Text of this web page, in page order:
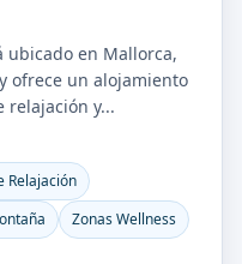
ubicado en Mallorca,
ofrece un alojamiento
relajación y...
Relajación
Zonas Wellness